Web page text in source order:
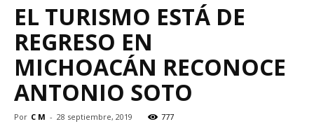
EL TURISMO ESTÁ DE
REGRESO EN
MICHOACÁN RECONOCE
ANTONIO SOTO
Por C M - 28 septiembre, 2019 777